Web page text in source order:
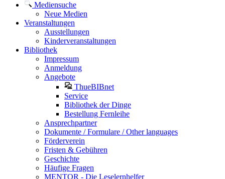
Mediensuche
Neue Medien
Veranstaltungen
Ausstellungen
Kinderveranstaltungen
Bibliothek
Impressum
Anmeldung
Angebote
ThueBIBnet
Service
Bibliothek der Dinge
Bestellung Fernleihe
Ansprechpartner
Dokumente / Formulare / Other languages
Förderverein
Fristen & Gebühren
Geschichte
Häufige Fragen
MENTOR - Die Leselernhelfer